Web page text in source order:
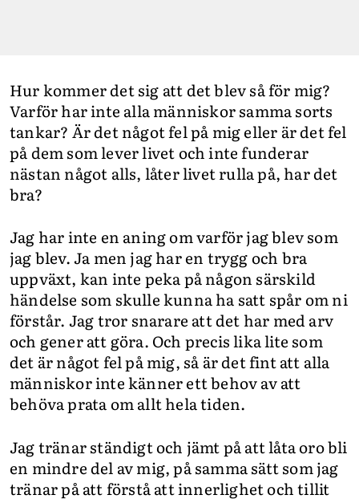
Hur kommer det sig att det blev så för mig?
Varför har inte alla människor samma sorts
tankar? Är det något fel på mig eller är det fel
på dem som lever livet och inte funderar
nästan något alls, låter livet rulla på, har det
bra?
Jag har inte en aning om varför jag blev som
jag blev. Ja men jag har en trygg och bra
uppväxt, kan inte peka på någon särskild
händelse som skulle kunna ha satt spår om ni
förstår. Jag tror snarare att det har med arv
och gener att göra. Och precis lika lite som
det är något fel på mig, så är det fint att alla
människor inte känner ett behov av att
behöva prata om allt hela tiden.
Jag tränar ständigt och jämt på att låta oro bli
en mindre del av mig, på samma sätt som jag
tränar på att förstå att innerlighet och tillit